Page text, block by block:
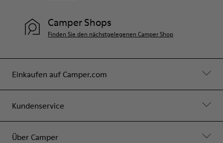
Einkaufen auf Camper.com
Kundenservice
Über Camper
Camper Shops
Finden Sie den nächstgelegenen Camper Shop